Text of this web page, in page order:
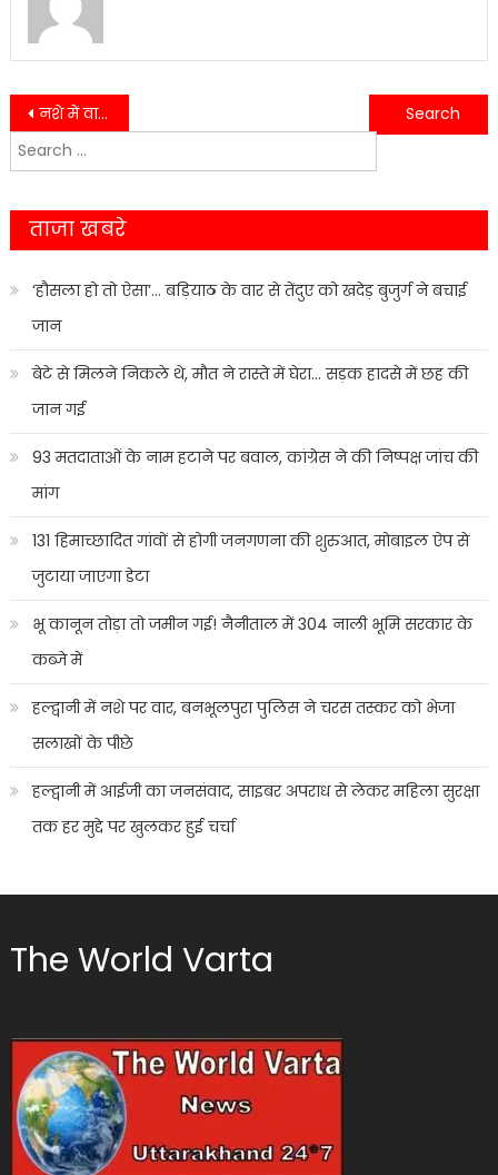
Post
navigation
नशे में वाहन चलाने पर काठगोदाम पुलिस का एक्शन, वाहन सीज, चालक गिरफ्तार….
कालाढूंगी में डबल हादसा, दो टेंपो ट्रेवलर पलटे, 24 घायल….
Search
for:
ताजा खबरे
‘हौसला हो तो ऐसा’… बड़ियाठ के वार से तेंदुए को खदेड़ बुजुर्ग ने बचाई
जान
बेटे से मिलने निकले थे, मौत ने रास्ते में घेरा… सड़क हादसे में छह की
जान गई
93 मतदाताओं के नाम हटाने पर बवाल, कांग्रेस ने की निष्पक्ष जांच की
मांग
131 हिमाच्छादित गांवों से होगी जनगणना की शुरुआत, मोबाइल ऐप से
जुटाया जाएगा डेटा
भू कानून तोड़ा तो जमीन गई! नैनीताल में 304 नाली भूमि सरकार के
कब्जे में
हल्द्वानी में नशे पर वार, बनभूलपुरा पुलिस ने चरस तस्कर को भेजा
सलाखों के पीछे
हल्द्वानी में आईजी का जनसंवाद, साइबर अपराध से लेकर महिला सुरक्षा
तक हर मुद्दे पर खुलकर हुई चर्चा
The World Varta